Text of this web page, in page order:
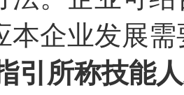
本企业发展
引所称技能